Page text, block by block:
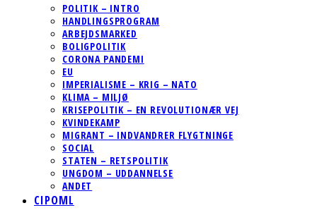
POLITIK – INTRO
HANDLINGSPROGRAM
ARBEJDSMARKED
BOLIGPOLITIK
CORONA PANDEMI
EU
IMPERIALISME – KRIG – NATO
KLIMA – MILJØ
KRISEPOLITIK – EN REVOLUTIONÆR VEJ
KVINDEKAMP
MIGRANT – INDVANDRER FLYGTNINGE
SOCIAL
STATEN – RETSPOLITIK
UNGDOM – UDDANNELSE
ANDET
CIPOML